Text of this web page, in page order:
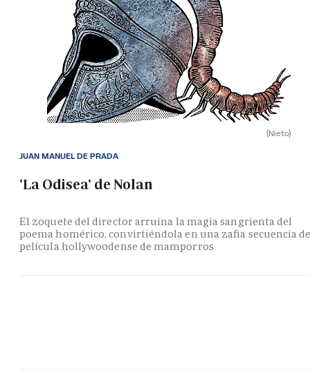
(Nieto)
'La Odisea' de Nolan
El zoquete del director arruina la magia sangrienta del
poema homérico, convirtiéndola en una zafia secuencia
película hollywoodense de mamporros
JUAN MANUEL DE PRADA